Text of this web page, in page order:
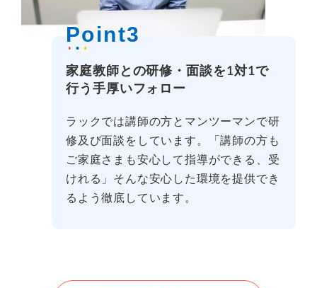
Point3
家庭教師との研修・面談を1対1で
行う手厚いフォロー
ラックでは講師の方とマンツーマンで研
修及び面談をしています。「講師の方も
ご家庭さまも安心して指導ができる、受
けれる」そんな安心した環境を提供でき
るよう徹底しています。